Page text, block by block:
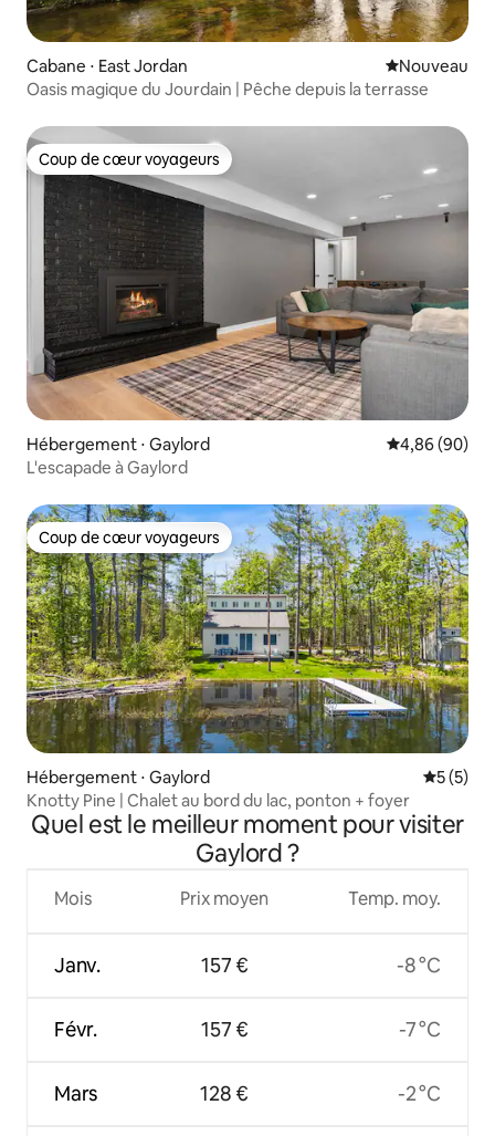
Cabane ⋅ East Jordan Nouvel
Nouveau
Oasis magique du Jourdain | Pêche depuis la terrasse
Coup de cœur voyageurs
Coup de cœur voyageurs
Hébergement ⋅ Gaylord Évaluation
4,86 (90)
L'escapade à Gaylord
Coup de cœur voyageurs
Coup de cœur voyageurs
Hébergement ⋅ Gaylord
5 (5)
Knotty Pine | Chalet au bord du lac, ponton + foyer
Quel est le meilleur moment pour visiter
Gaylord ?
Mois
Janv.
Févr.
Mars
Prix moyen
157 €
157 €
128 €
Temp. moy.
-8 °C
-7 °C
-2 °C